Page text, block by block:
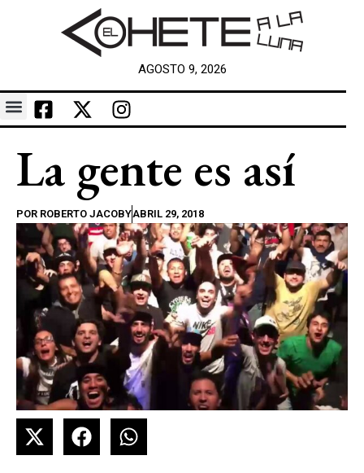
AGOSTO 9, 2026
La gente es así
POR ROBERTO JACOBYABRIL 29, 2018